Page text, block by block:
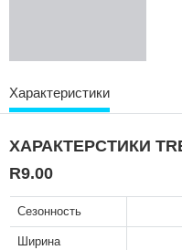
Характеристики
ХАРАКТЕРСТИКИ
R9.00
Сезонность
Ширина